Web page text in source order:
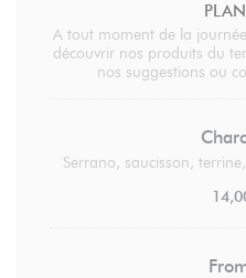
A tout moment de la
découvrir nos produits du
nos suggestions ou
Serrano, saucisson,